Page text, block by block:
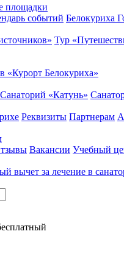
площадки
событий Белокуриха
Тур
«Курорт Белокуриха»
Санаторий «Катунь»
Реквизиты Партнерам
Вакансии Учебный
вычет за лечение в